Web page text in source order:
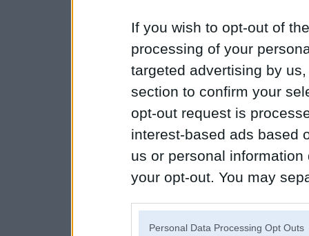
If you wish to opt-out of
processing of your
targeted advertising by
section to confirm your
opt-out request is
interest-based ads based
us or personal
your opt-out. You may
Personal Data Processing Opt Outs